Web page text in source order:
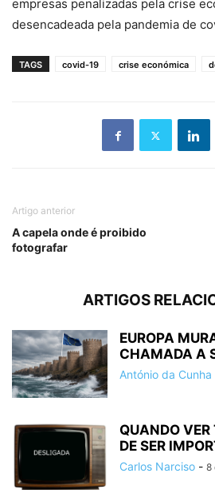
empresas penalizadas pela crise
desencadeada pela pandemia de
TAGS covid-19 crise económica
Artigo anterior
A capela onde é proibido
fotografar
ARTIGOS
EUROPA
CHAMADA A
António da
QUANDO
DE SER
Carlos Narciso - 8